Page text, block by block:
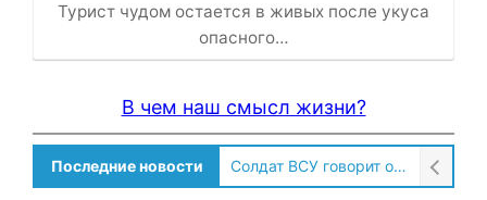
Турист чудом остается в живых после укуса
опасного…
В чем наш смысл жизни?
Последние новости Солдат ВСУ говорит о том, чтобы продавали топливо для ремонта техники в Угледаре